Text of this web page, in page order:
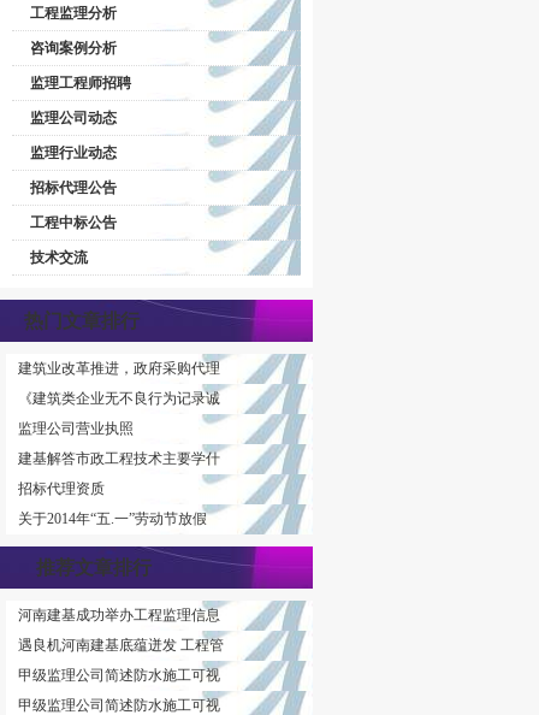
工程监理分析
咨询案例分析
监理工程师招聘
监理公司动态
监理行业动态
招标代理公告
工程中标公告
技术交流
热门文章排行
建筑业改革推进，政府采购代理
《建筑类企业无不良行为记录诚
监理公司营业执照
建基解答市政工程技术主要学什
招标代理资质
关于2014年“五.一”劳动节放假
推荐文章排行
河南建基成功举办工程监理信息
遇良机河南建基底蕴迸发 工程管
甲级监理公司简述防水施工可视
甲级监理公司简述防水施工可视